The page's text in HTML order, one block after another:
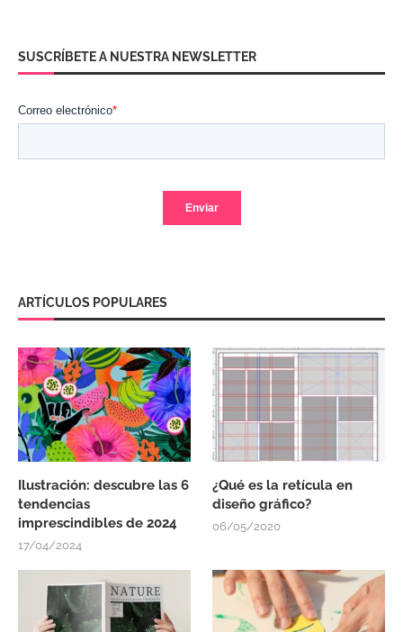
SUSCRÍBETE A NUESTRA NEWSLETTER
ARTÍCULOS POPULARES
Ilustración: descubre las 6
tendencias
imprescindibles de 2024
17/04/2024
¿Qué es la retícula en
diseño gráfico?
06/05/2020